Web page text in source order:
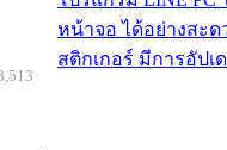
หน้าจอ ได้อย่างสะด
สติกเกอร์ มีการอัปเ